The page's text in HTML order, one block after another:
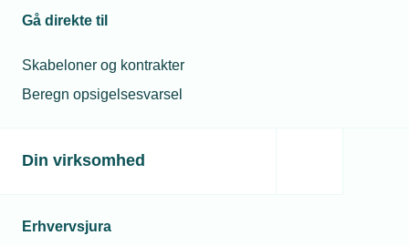
Gå direkte til
Skabeloner og kontrakter
Beregn opsigelsesvarsel
Din virksomhed
Erhvervsjura